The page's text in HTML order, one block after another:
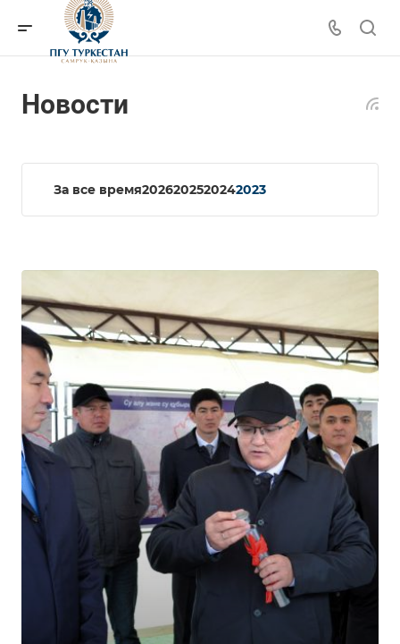
Новости
За все время2026202520242023